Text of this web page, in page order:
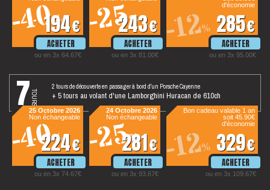
285€
ou en 3x 95.00€
-12%
d'économie
243€
ou en 3x 81.00€
-25%
194€
ou en 3x 64.67€
-40%
7tours
2 tours de découverte en passager à bord d'un Porsche Cayenne
+ 5 tours au volant d'une Lamborghini Huracan de 610ch
Bon cadeau valable 1 an
329€
ou en 3x 109.67€
-12%
soit 45.90€
d'économie
24 Octobre 2026
Non échangeable
281€
ou en 3x 93.67€
-25%
25 Octobre 2026
Non échangeable
224€
ou en 3x 74.67€
-40%